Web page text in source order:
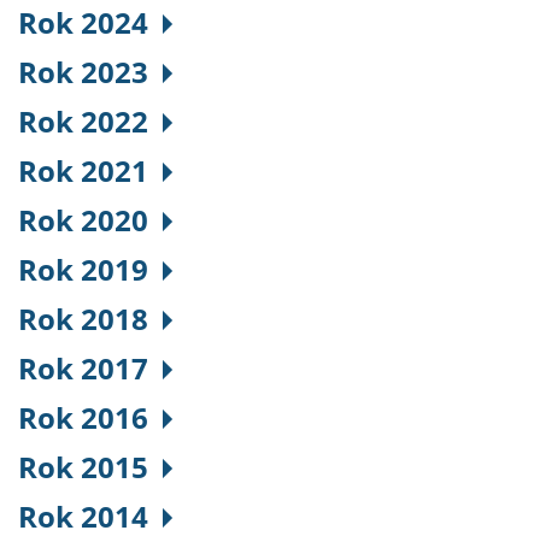
Rok 2024
Rok 2023
Rok 2022
Rok 2021
Rok 2020
Rok 2019
Rok 2018
Rok 2017
Rok 2016
Rok 2015
Rok 2014